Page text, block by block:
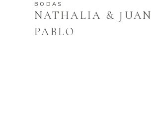
BODAS
NATHALIA & JUAN
PABLO